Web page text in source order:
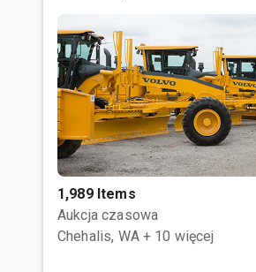
1,989 Items
Aukcja czasowa
Chehalis, WA + 10 więcej